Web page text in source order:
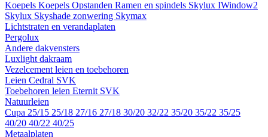
Koepels Koepels Opstanden Ramen en spindels Skylux IWindow2
Skylux Skyshade zonwering Skymax
Lichtstraten en verandaplaten
Pergolux
Andere dakvensters
Luxlight dakraam
Vezelcement leien en toebehoren
Leien Cedral SVK
Toebehoren leien Eternit SVK
Natuurleien
Cupa 25/15 25/18 27/16 27/18 30/20 32/22 35/20 35/22 35/25
40/20 40/22 40/25
Metaalplaten